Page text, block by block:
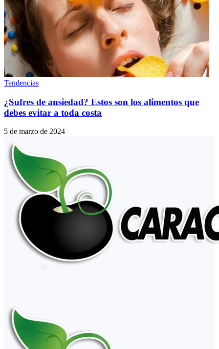
Tendencias
¿Sufres de ansiedad? Estos son los alimentos que
debes evitar a toda costa
5 de marzo de 2024